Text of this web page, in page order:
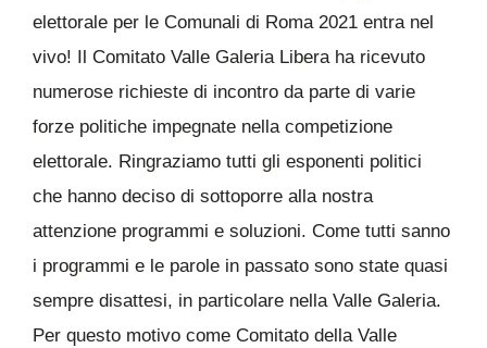
elettorale per le Comunali di Roma 2021 entra nel
vivo! Il Comitato Valle Galeria Libera ha ricevuto
numerose richieste di incontro da parte di varie
forze politiche impegnate nella competizione
elettorale. Ringraziamo tutti gli esponenti politici
che hanno deciso di sottoporre alla nostra
attenzione programmi e soluzioni. Come tutti sanno
i programmi e le parole in passato sono state quasi
sempre disattesi, in particolare nella Valle Galeria.
Per questo motivo come Comitato della Valle